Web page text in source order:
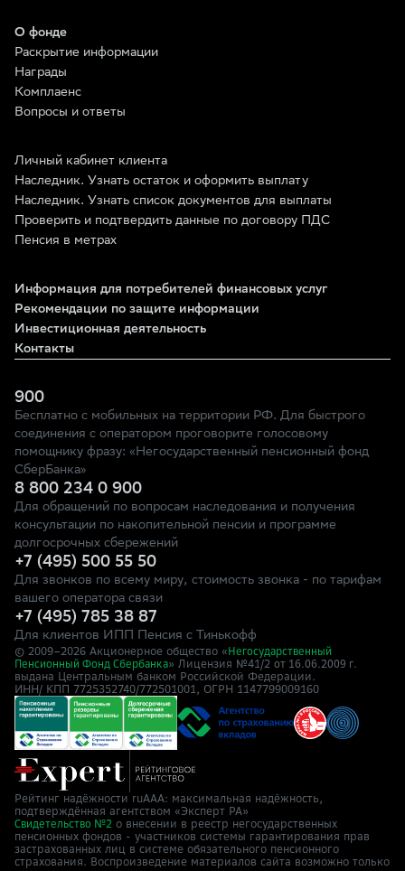
О фонде
Раскрытие информации
Награды
Комплаенс
Вопросы и ответы
Личный кабинет клиента
Наследник. Узнать остаток и оформить выплату
Наследник. Узнать список документов для выплаты
Проверить и подтвердить данные по договору ПДС
Пенсия в метрах
Информация для потребителей финансовых услуг
Рекомендации по защите информации
Инвестиционная деятельность
Контакты
900
Бесплатно с мобильных на территории РФ. Для быстрого
соединения с оператором проговорите голосовому
помощнику фразу: «Негосударственный пенсионный фонд
СберБанка»
8 800 234 0 900
Для обращений по вопросам наследования и получения
консультации по накопительной пенсии и программе
долгосрочных сбережений
+7 (495) 500 55 50
Для звонков по всему миру, стоимость звонка - по тарифам
вашего оператора связи
+7 (495) 785 38 87
Для клиентов ИПП Пенсия с Тинькофф
© 2009–2026 Акционерное общество « Негосударственный
Пенсионный Фонд Сбербанка» Лицензия №41/2 от 16.06.2009 г.
выдана Центральным банком Российской Федерации.
ИНН/ КПП 7725352740/772501001, ОГРН 1147799009160
Рейтинг надёжности ruAAA: максимальная надёжность,
подтверждённая агентством «Эксперт РА»
Свидетельство №2 о внесении в реестр негосударственных
пенсионных фондов - участников системы гарантирования прав
застрахованных лиц в системе обязательного пенсионного
страхования. Воспроизведение материалов сайта возможно только